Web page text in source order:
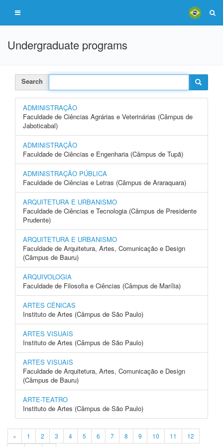
Undergraduate programs
Search
ADMINISTRAÇÃO
Faculdade de Ciências Agrárias e Veterinárias (Câmpus de
Jaboticabal)
ADMINISTRAÇÃO
Faculdade de Ciências e Engenharia (Câmpus de Tupã)
ADMINISTRAÇÃO PÚBLICA
Faculdade de Ciências e Letras (Câmpus de Araraquara)
ARQUITETURA E URBANISMO
Faculdade de Ciências e Tecnologia (Câmpus de Presidente
Prudente)
ARQUITETURA E URBANISMO
Faculdade de Arquitetura, Artes, Comunicação e Design
(Câmpus de Bauru)
ARQUIVOLOGIA
Faculdade de Filosofia e Ciências (Câmpus de Marília)
ARTES CÊNICAS
Instituto de Artes (Câmpus de São Paulo)
ARTES VISUAIS
Instituto de Artes (Câmpus de São Paulo)
ARTES VISUAIS
Faculdade de Arquitetura, Artes, Comunicação e Design
(Câmpus de Bauru)
ARTE-TEATRO
Instituto de Artes (Câmpus de São Paulo)
« 1 2 3 4 5 6 7 8 9 10 11
12